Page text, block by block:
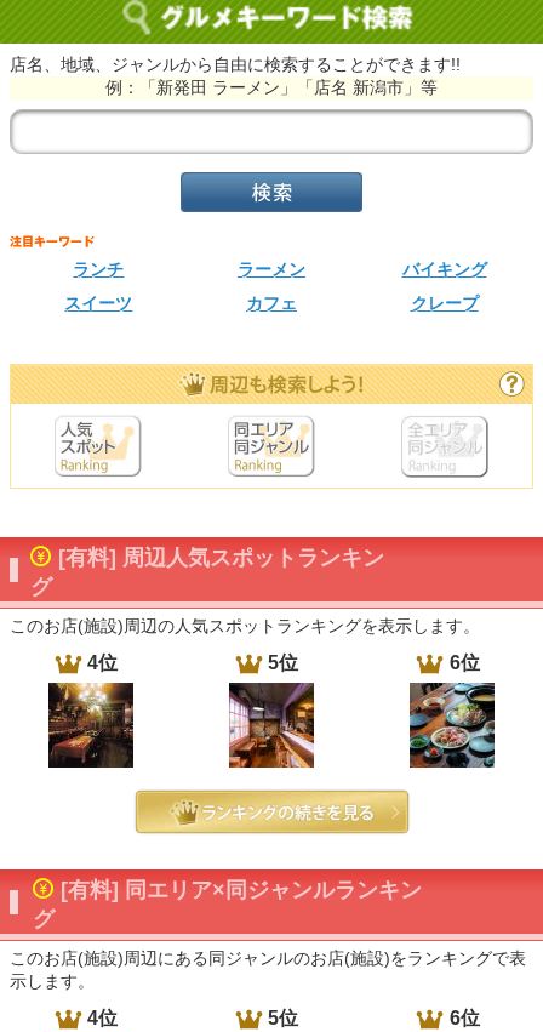
店名、地域、ジャンルから自由に検索することができます!!
例：「新発田 ラーメン」「店名 新潟市」等
ランチ ラーメン
バイキング
スイーツ
カフェ クレープ
[有料] 周辺人気スポットランキン
グ
このお店(施設)周辺の人気スポットランキングを表示します。
4位 5位 6位
[有料] 同エリア×同ジャンルランキン
グ
このお店(施設)周辺にある同ジャンルのお店(施設)をランキングで表
示します。
4位 5位 6位